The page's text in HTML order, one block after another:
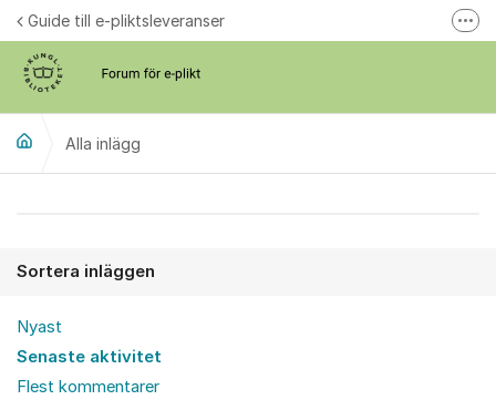
Hoppa till innehåll
Guide till e-pliktsleveranser
Alla inlägg
Sortera inläggen
Nyast
Senaste aktivitet
Flest kommentarer